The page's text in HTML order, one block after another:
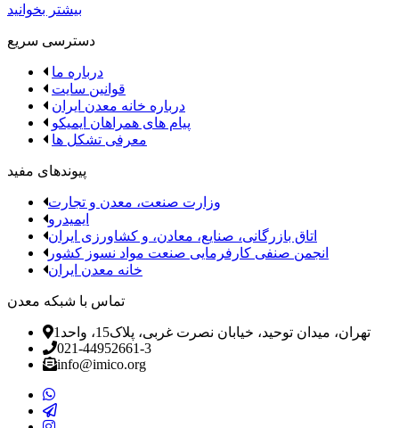
بیشتر بخوانید
دسترسی سریع
درباره ما
قوانین سایت
درباره خانه معدن ایران
پیام های همراهان ایمیکو
معرفی تشکل ها
پیوندهای مفید
وزارت صنعت، معدن و تجارت
ایمیدرو
اتاق بازرگانی، صنایع، معادن، و کشاورزی ایران
انجمن صنفی کارفرمایی صنعت مواد نسوز کشور
خانه معدن ایران
تماس با شبکه معدن
تهران، میدان توحید، خیابان نصرت غربی، پلاک15، واحد1
021-44952661-3
info@imico.org